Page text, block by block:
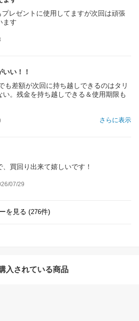
レゼントに使用してますが次回は頑張
ます
い！！
も差額が次回に持ち越しできるのはタリ
。残金を持ち越しできる＆使用期限も
さらに表示
買回り出来て嬉しいです！
07/29
を見る (276件)
入されている商品